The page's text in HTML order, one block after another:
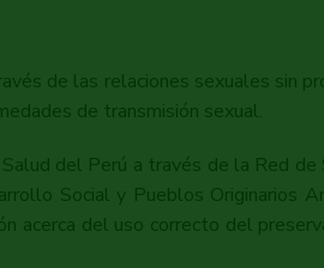
de las relaciones sexuales sin
de transmisión sexual.
del Perú a través de la Red de
Social y Pueblos Originarios
acerca del uso correcto del